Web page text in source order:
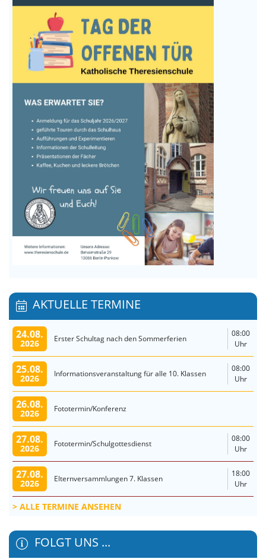
AKTUELLE TERMINE
24.08.
2026 Erster Schultag nach den Sommerferien
08:00
Uhr
25.08.
2026 Informationsveranstaltung für alle 10. Klassen
08:00
Uhr
26.08.
2026 Fototermin/Konferenz
27.08.
2026 Fototermin/Schulgottesdienst
08:00
Uhr
27.08.
2026 Elternversammlungen 7. Klassen
18:00
Uhr
ALLE TERMINE ANSEHEN
FOLGT UNS ...